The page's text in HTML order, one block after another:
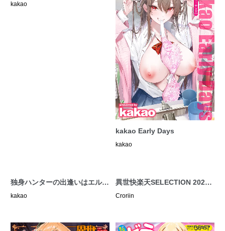
kakao
kakao Early Days
kakao
独身ハンターの出逢いはエルフ
kakao
異世快楽天SELECTION 2024
Croriin